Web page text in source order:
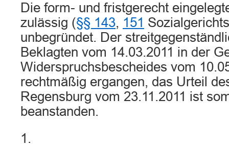
Die form- und fristgerecht
zulässig (§§ 143, 151
unbegründet. Der
Beklagten vom 14.03.2011 in der
Widerspruchsbescheides vom
rechtmäßig ergangen, das Urteil
Regensburg vom 23.11.2011 ist
beanstanden.
1.